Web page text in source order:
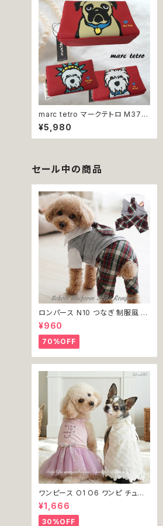
marc tetro マークテトロ M37
M39 M41 ポーチ 小物入れ 化粧
ポーチ コスメポーチ ウエストハイ
ランドホワイトテリア パグ 犬
¥5,980
セール中の商品
ロンパース N10 つなぎ 制服風 チ
ェック柄 グレー 灰色 コスチューム
コスプレ ドッグウェア dog 犬 猫
ペット 服 犬服 洋服 オシャレ かわ
いい 小型犬 返品交換不可
¥960
70%OFF
ワンピース O1 O6 ワンピ チュー
ル レース 花 フラワー 女の子 犬
犬服 小型 猫 服 洋服 ペット dog
ドッグウェア おしゃれ かわいい 返
¥1,666
30%OFF